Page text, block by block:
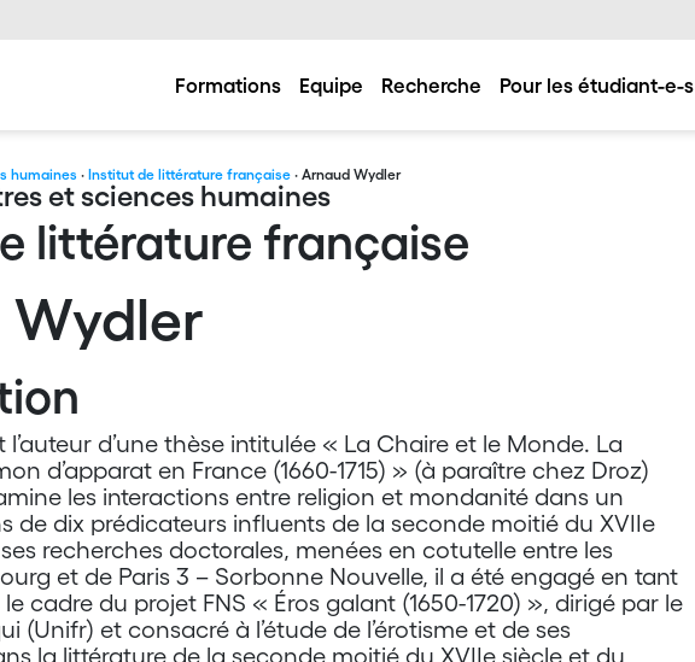
Formations Equipe Recherche Pour les étudiant-e-s
humaines · Institut de littérature française · Arnaud Wydler
et sciences humaines
littérature française
d’une thèse intitulée « La Chaire et le Monde. La
d’apparat en France (1660-1715) » (à paraître chez Droz)
les interactions entre religion et mondanité dans un
de dix prédicateurs influents de la seconde moitié du XVIIe
ses recherches doctorales, menées en cotutelle entre les
et de Paris 3 – Sorbonne Nouvelle, il a été engagé en tant
cadre du projet FNS « Éros galant (1650-1720) », dirigé par le
(Unifr) et consacré à l’étude de l’érotisme et de ses
la littérature de la seconde moitié du XVIIe siècle et du